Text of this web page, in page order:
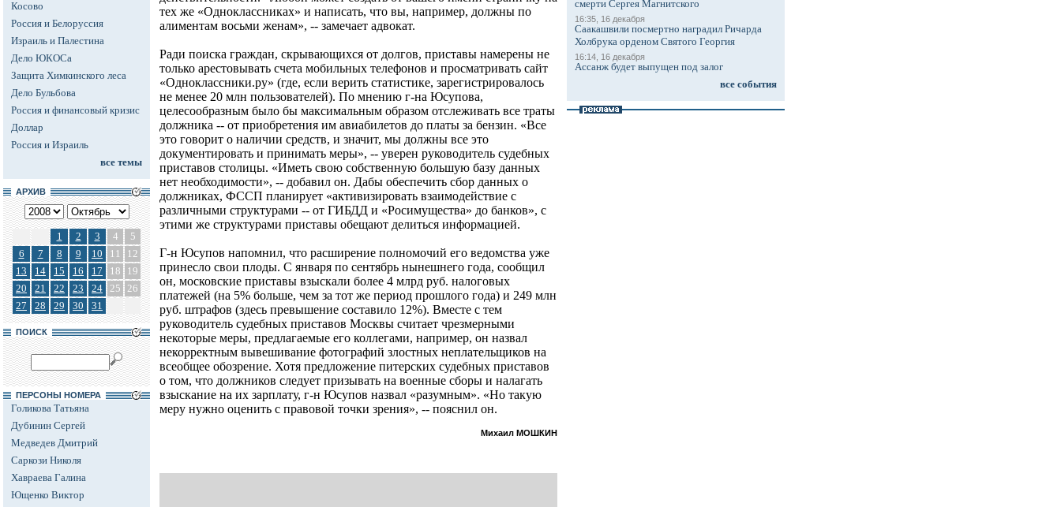
Косово
Россия и Белоруссия
Израиль и Палестина
Дело ЮКОСа
Защита Химкинского леса
Дело Бульбова
Россия и финансовый кризис
Доллар
Россия и Израиль
все темы
АРХИВ
1 2 3 4
5
6
7 8 9 10 11
12
13
14 15 16 17 18
19
20
21 22 23 24 25 26
27
28 29 30 31
ПОИСК
ПЕРСОНЫ НОМЕРА
Голикова Татьяна
Дубинин Сергей
Медведев Дмитрий
Саркози Николя
Хавраева Галина
Ющенко Виктор
тех же «Одноклассниках» и написать, что вы, например, должны по
алиментам восьми женам», -- замечает адвокат.
Ради поиска граждан, скрывающихся от долгов, приставы намерены не
только арестовывать счета мобильных телефонов и просматривать сайт
«Одноклассники.ру» (где, если верить статистике, зарегистрировалось
не менее 20 млн пользователей). По мнению г-на Юсупова,
целесообразным было бы максимальным образом отслеживать все траты
должника -- от приобретения им авиабилетов до платы за бензин. «Все
это говорит о наличии средств, и значит, мы должны все это
документировать и принимать меры», -- уверен руководитель судебных
приставов столицы. «Иметь свою собственную большую базу данных
нет необходимости», -- добавил он. Дабы обеспечить сбор данных о
должниках, ФССП планирует «активизировать взаимодействие с
различными структурами -- от ГИБДД и «Росимущества» до банков», с
этими же структурами приставы обещают делиться информацией.
Г-н Юсупов напомнил, что расширение полномочий его ведомства уже
принесло свои плоды. С января по сентябрь нынешнего года, сообщил
он, московские приставы взыскали более 4 млрд руб. налоговых
платежей (на 5% больше, чем за тот же период прошлого года) и 249 млн
руб. штрафов (здесь превышение составило 12%). Вместе с тем
руководитель судебных приставов Москвы считает чрезмерными
некоторые меры, предлагаемые его коллегами, например, он назвал
некорректным вывешивание фотографий злостных неплательщиков на
всеобщее обозрение. Хотя предложение питерских судебных приставов
о том, что должников следует призывать на военные сборы и налагать
взыскание на их зарплату, г-н Юсупов назвал «разумным». «Но такую
меру нужно оценить с правовой точки зрения», -- пояснил он.
Михаил МОШКИН
смерти Сергея Магнитского
16:35, 16 декабря
Саакашвили посмертно наградил Ричарда
Холбрука орденом Святого Георгия
16:14, 16 декабря
Ассанж будет выпущен под залог
все события